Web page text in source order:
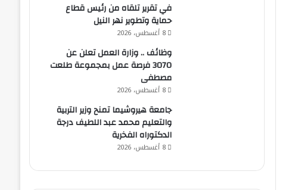
في تقرير تلقاه من رئيس قطاع
حماية وتطوير نهر النيل
8 أغسطس، 2026
وظائف .. وزارة العمل تعلن عن
3070 فرصة عمل بمجموعة طلعت
مصطفى
8 أغسطس، 2026
جامعة هيروشيما تمنح وزير التربية
والتعليم محمد عبد اللطيف درجة
الدكتوراه الفخرية
8 أغسطس، 2026